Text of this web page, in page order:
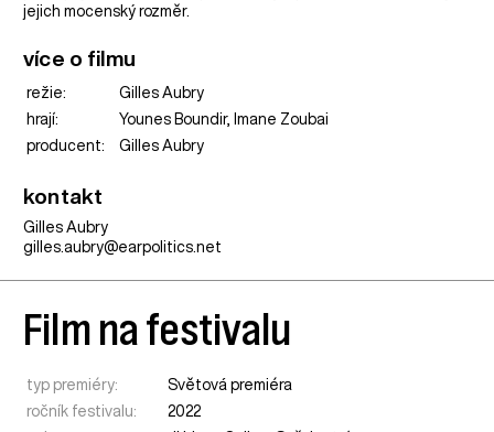
jejich mocenský rozměr.
více o filmu
režie:
Gilles Aubry
hrají:
Younes Boundir, Imane Zoubai
producent:
Gilles Aubry
kontakt
Gilles Aubry
gilles.aubry@earpolitics.net
Film na festivalu
typ premiéry:
Světová premiéra
ročník festivalu:
2022